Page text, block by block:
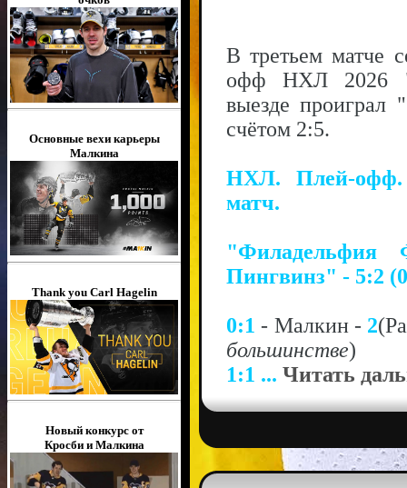
Основные вехи карьеры
Малкина
Thank you Carl Hagelin
Новый конкурс от
Кросби и Малкина
В третьем матче
офф НХЛ 2026
выезде проиграл
счётом 2:5.
НХЛ. Плей-офф.
матч.
"Филадельфия
Пингвинз" - 5:2
0:1 - Малкин - 2
большинстве)
1:1 ... Читать